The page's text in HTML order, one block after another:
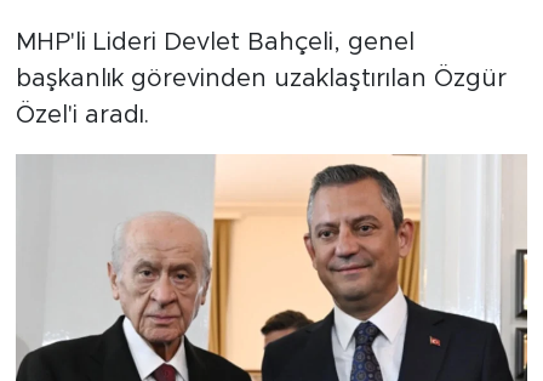
MHP'li Lideri Devlet Bahçeli, genel
başkanlık görevinden uzaklaştırılan Özgür
Özel'i aradı.